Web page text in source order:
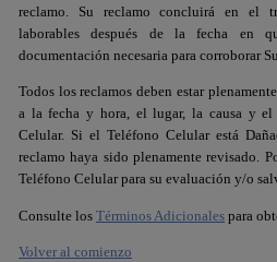
reclamo. Su reclamo concluirá en el
laborables después de la fecha en
documentación necesaria para corroborar
Todos los reclamos deben estar
a la fecha y hora, el lugar, la causa y el
Celular. Si el Teléfono Celular está
reclamo haya sido plenamente revisado.
Teléfono Celular para su evaluación y/o
Consulte los Términos Adicionales para
Volver al comienzo